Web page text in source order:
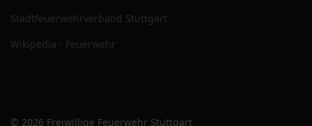
Stadtfeuerwehrverband Stuttgart
Wikipedia - Feuerwehr
© 2026 Freiwillige Feuerwehr Stuttgart